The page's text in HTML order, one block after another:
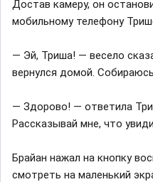
Достав камеру, он
мобильному телефону
— Эй, Триша! — весело
вернулся домой.
— Здорово! — ответила
Рассказывай мне, что
Брайан нажал на кнопку
смотреть на маленький